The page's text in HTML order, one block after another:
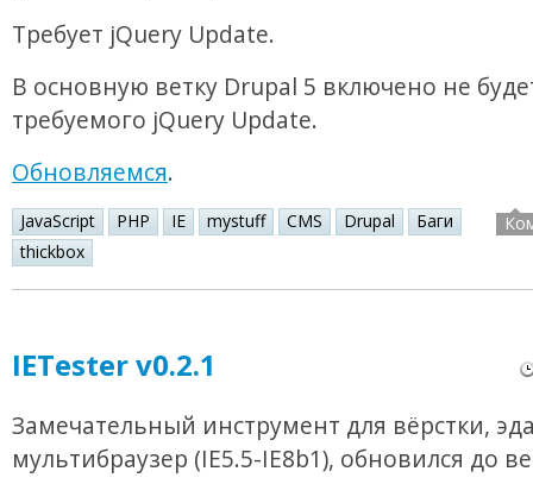
Требует jQuery Update.
В основную ветку Drupal 5 включено не
требуемого jQuery Update.
Обновляемся.
JavaScript PHP IE mystuff CMS Drupal
Баги
thickbox
IETester v0.2.1
Замечательный инструмент для вёрстки,
мультибраузер (IE5.5-IE8b1), обновился до